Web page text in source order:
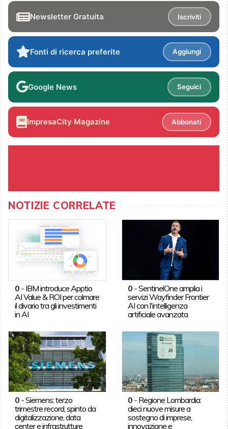
Newsletter Gratuita Iscriviti
Fonti di ricerca preferite Aggiungi
Google News Seguici
ImpresaCity Magazine Abbonati
NOTIZIE CORRELATE
0- IBM introduce Apptio
AI Value & ROI per colmare
il divario tra gli investimenti
in AI
0 -SentinelOne amplia i
servizi Wayfinder Frontier
AI con l'intelligenza
artificiale avanzata
0-Siemens: terzo
trimestre record, spinto da
digitalizzazione, data
center e infrastrutture
0 - Regione Lombardia:
dieci nuove misure a
sostegno di imprese,
innovazione e